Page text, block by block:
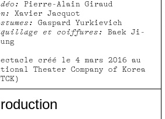
Pierre-Alain Giraud
Xavier Jacquot
Gaspard Yurkievich
et coiffures:
Baek Ji-
créé le 4 mars 2016 au
Theater Company of Korea